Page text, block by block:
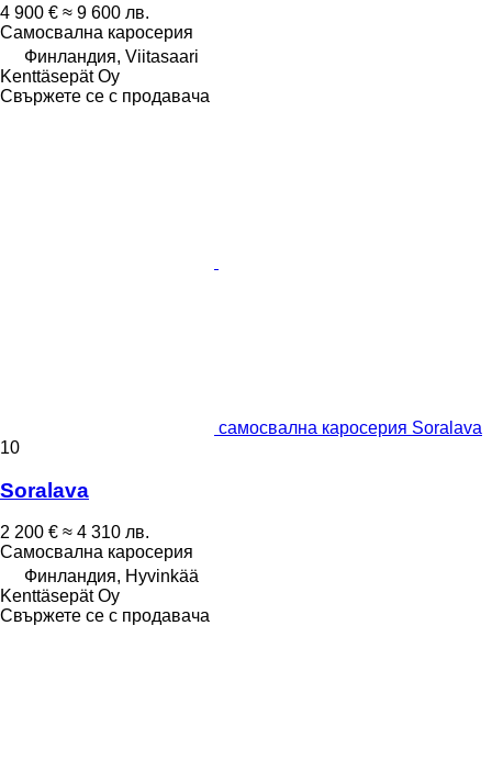
4 900 € ≈ 9 600 лв.
Самосвална каросерия
Финландия, Viitasaari
Kenttäsepät Oy
Свържете се с продавача
самосвална каросерия Soralava
10
Soralava
2 200 € ≈ 4 310 лв.
Самосвална каросерия
Финландия, Hyvinkää
Kenttäsepät Oy
Свържете се с продавача